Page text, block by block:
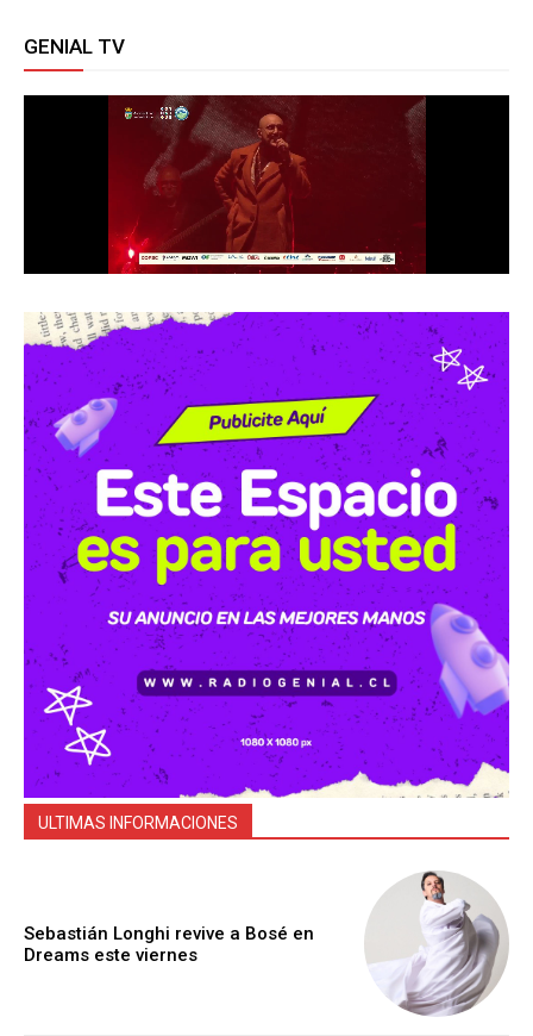
GENIAL TV
ULTIMAS INFORMACIONES
Sebastián Longhi revive a Bosé en
Dreams este viernes